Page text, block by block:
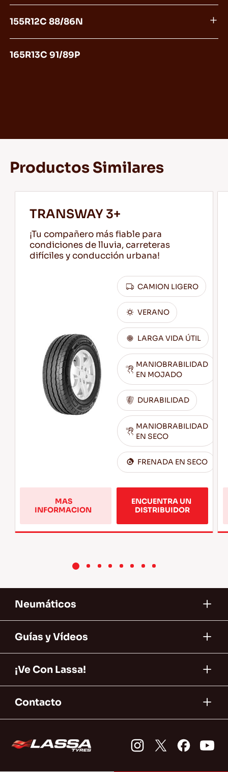
155R12C 88/86N
165R13C 91/89P
Productos Similares
TRANSWAY 3+
¡Tu compañero más fiable para
condiciones de lluvia, carreteras
difíciles y conducción urbana!
CAMION LIGERO
VERANO
LARGA VIDA ÚTIL
MANIOBRABILIDAD
EN MOJADO
DURABILIDAD
MANIOBRABILIDAD
EN SECO
FRENADA EN SECO
MAS
INFORMACION
Más
sobre
TRANSWAY
ENCUENTRA UN
DISTRIBUIDOR
Neumáticos
Guías y Vídeos
¡Ve Con Lassa!
Contacto